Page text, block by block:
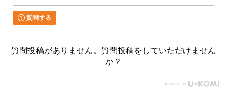
質問する
質問投稿がありません。質問投稿をしていただけません
か？